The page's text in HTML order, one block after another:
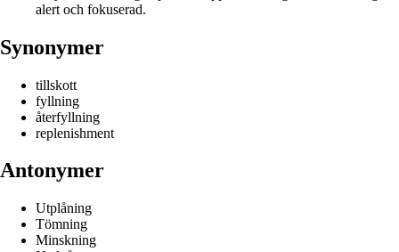
alert och fokuserad.
Synonymer
tillskott
fyllning
återfyllning
replenishment
Antonymer
Utplåning
Tömning
Minskning